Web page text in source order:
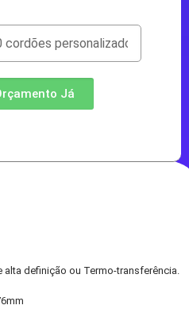
Já
alta definição ou Termo-transferência.